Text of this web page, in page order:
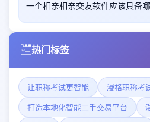
一个相亲相亲交友软件应该具备
热门标签
让职称考试更智能 漫格职称考
打造本地化智能二手交易平台